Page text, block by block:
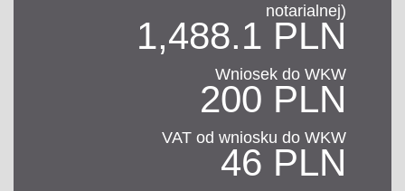
notarialnej)
1,488.1 PLN
Wniosek do WKW
200 PLN
VAT od wniosku do WKW
46 PLN